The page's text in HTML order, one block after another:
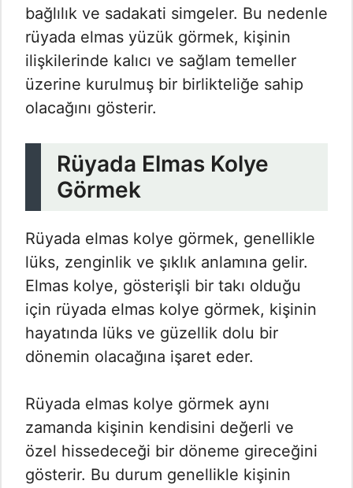
bağlılık ve sadakati simgeler. Bu nedenle
rüyada elmas yüzük görmek, kişinin
ilişkilerinde kalıcı ve sağlam temeller
üzerine kurulmuş bir birlikteliğe sahip
olacağını gösterir.
Rüyada Elmas Kolye
Görmek
Rüyada elmas kolye görmek, genellikle
lüks, zenginlik ve şıklık anlamına gelir.
Elmas kolye, gösterişli bir takı olduğu
için rüyada elmas kolye görmek, kişinin
hayatında lüks ve güzellik dolu bir
dönemin olacağına işaret eder.
Rüyada elmas kolye görmek aynı
zamanda kişinin kendisini değerli ve
özel hissedeceği bir döneme gireceğini
gösterir. Bu durum genellikle kişinin